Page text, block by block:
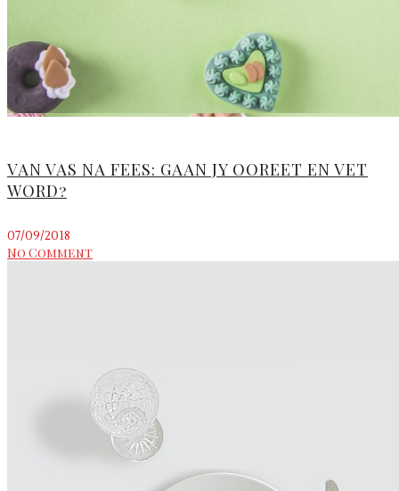
VAN VAS NA FEES: GAAN JY OOREET EN VET
WORD?
07/09/2018
No Comment